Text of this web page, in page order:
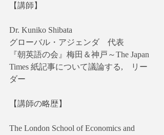
【講師】
Dr. Kuniko Shibata
グローバル・アジェンダ　代表
『朝英語の会』梅田＆神戸～The Japan
Times 紙記事について議論する,　リー
ダー
【講師の略歴】
The London School of Economics and